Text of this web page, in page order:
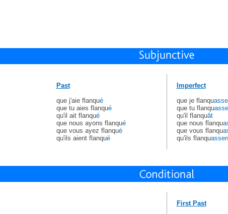
Past
que j'aie flanqué
que tu aies flanqué
qu'il ait flanqué
que nous ayons flanqué
que vous ayez flanqué
qu'ils aient flanqué
Imperfect
que je flanquasse
que tu flanqu
qu'il flanquât
que nous flanqu
que vous flanqu
qu'ils flanqu
First Past